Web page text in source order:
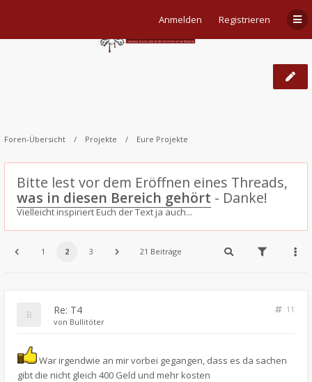
Anmelden Registrieren
Foren-Übersicht Projekte Eure Projekte
Bitte lest vor dem Eröffnen eines Threads,
was in diesen Bereich gehört - Danke!
Vielleicht inspiriert Euch der Text ja auch...
1 2 3 21 Beiträge
Re: T4
11
von Bullitöter
War irgendwie an mir vorbei gegangen, dass es da sachen
gibt die nicht gleich 400 Geld und mehr kosten